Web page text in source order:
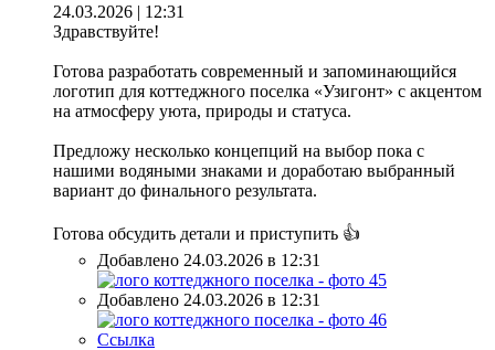
24.03.2026 | 12:31
Здравствуйте!
Готова разработать современный и запоминающийся
логотип для коттеджного поселка «Узигонт» с акцентом
на атмосферу уюта, природы и статуса.
Предложу несколько концепций на выбор пока с
нашими водяными знаками и доработаю выбранный
вариант до финального результата.
Готова обсудить детали и приступить 👍
Добавлено 24.03.2026 в 12:31
Добавлено 24.03.2026 в 12:31
Ссылка